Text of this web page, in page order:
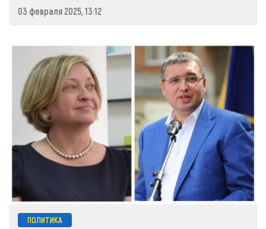
03 февраля 2025, 13:12
ПОЛИТИКА